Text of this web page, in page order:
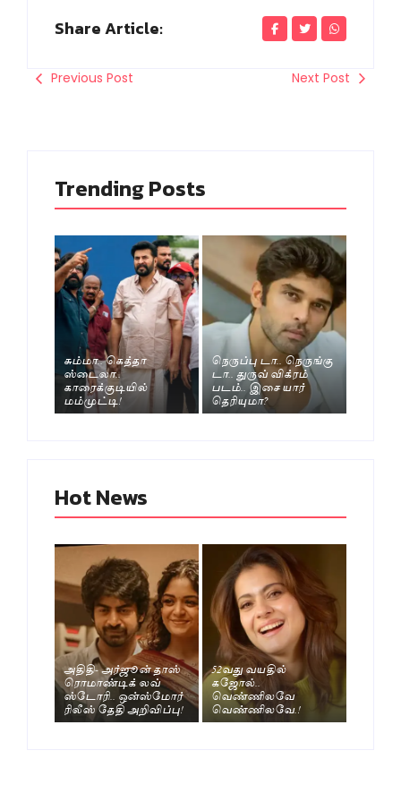
Share Article:
Previous Post Next Post
Trending Posts
சும்மா.. கெத்தா
ஸ்டைலா..
காரைக்குடியில்
மம்முட்டி!
நெருப்பு டா.. நெருங்கு
டா.. துருவ் விக்ரம்
படம்.. இசை யார்
தெரியுமா?
Hot News
அதிதி- அர்ஜூன் தாஸ்
ரொமாண்டிக் லவ்
ஸ்டோரி.. ஒன்ஸ்மோர்
ரிலீஸ் தேதி அறிவிப்பு!
52வது வயதில்
கஜோல்..
வெண்ணிலவே
வெண்ணிலவே.!